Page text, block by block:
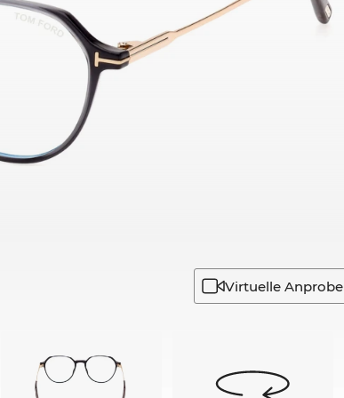
Virtuelle Anprobe